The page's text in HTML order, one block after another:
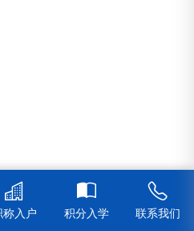
称入户 积分入学 联系我们